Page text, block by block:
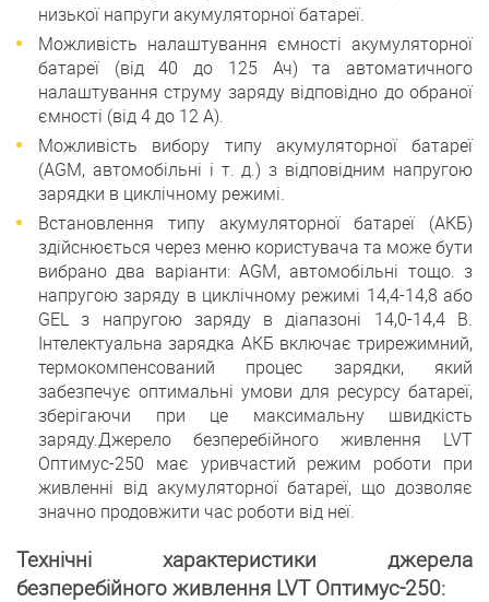
низької напруги акумуляторної батареї.
Можливість налаштування ємності акумуляторної
батареї (від 40 до 125 Ач) та автоматичного
налаштування струму заряду відповідно до обраної
ємності (від 4 до 12 А).
Можливість вибору типу акумуляторної батареї
(AGM, автомобільні і т. д.) з відповідним напругою
зарядки в циклічному режимі.
Встановлення типу акумуляторної батареї (АКБ)
здійснюється через меню користувача та може бути
вибрано два варіанти: AGM, автомобільні тощо. з
напругою заряду в циклічному режимі 14,4-14,8 або
GEL з напругою заряду в діапазоні 14,0-14,4 В.
Інтелектуальна зарядка АКБ включає трирежимний,
термокомпенсований процес зарядки, який
забезпечує оптимальні умови для ресурсу батареї,
зберігаючи при це максимальну швидкість
заряду.Джерело безперебійного живлення LVT
Оптимус-250 має уривчастий режим роботи при
живленні від акумуляторної батареї, що дозволяє
значно продовжити час роботи від неї.
Технічні характеристики джерела
безперебійного живлення LVT Оптимус-250: